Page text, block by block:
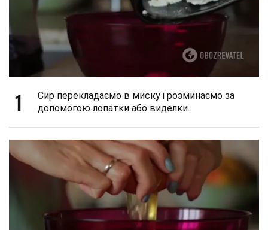
1
Сир перекладаємо в миску і розминаємо за
допомогою лопатки або виделки.